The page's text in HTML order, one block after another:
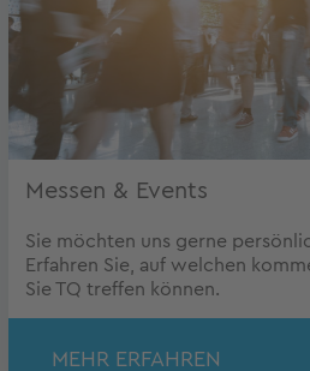
Messen & Events
Sie möchten uns gerne
Erfahren Sie, auf welchen
Sie TQ treffen können.
MEHR ERFAHREN